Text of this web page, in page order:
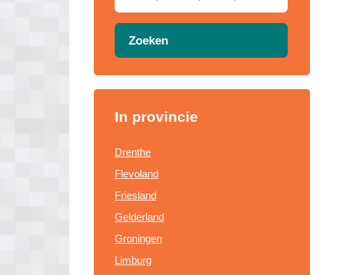
Zoeken
In provincie
Drenthe
Flevoland
Friesland
Gelderland
Groningen
Limburg